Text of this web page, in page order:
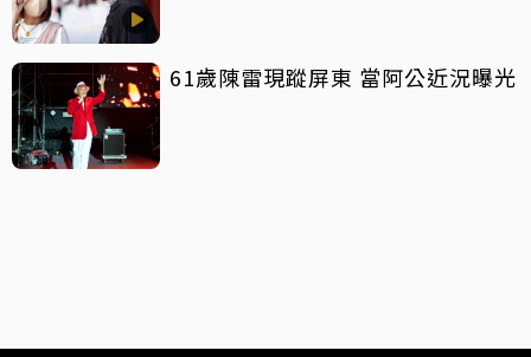
61歲陳雷現蹤屏東 當阿公近況曝光